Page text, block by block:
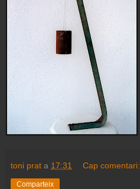
toni prat a 17:31 Cap comentari:
Comparteix